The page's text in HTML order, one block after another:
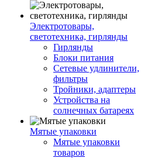
Электротовары,
светотехника, гирлянды
Гирлянды
Блоки питания
Сетевые удлинители,
фильтры
Тройники, адаптеры
Устройства на
солнечных батареях
Мятые упаковки
Мятые упаковки
товаров